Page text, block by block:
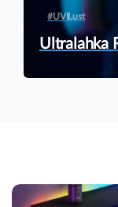
#UVILust
Ultralahka